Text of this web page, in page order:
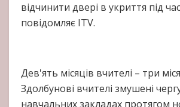
відчинити двері в укриття під
повідомляє ITV.
Дев'ять місяців вчителі – три
Здолбунові вчителі змушені
навчальних закладах протягом